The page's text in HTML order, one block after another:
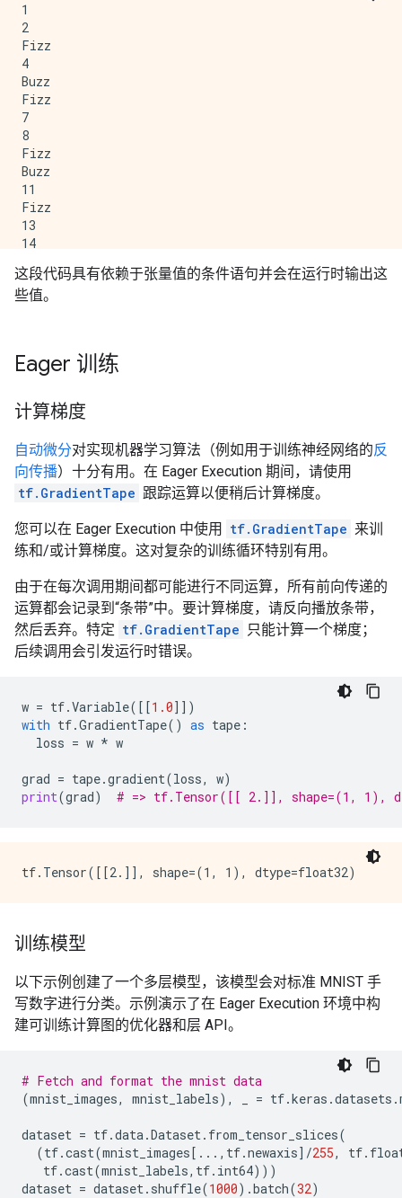
1
2
Fizz
4
Buzz
Fizz
7
8
Fizz
Buzz
11
Fizz
13
14
这段代码具有依赖于张量值的条件语句并会在运行时输出这
些值。
Eager 训练
计算梯度
自动微分对实现机器学习算法（例如用于训练神经网络的反
向传播）十分有用。在 Eager Execution 期间，请使用
tf.GradientTape 跟踪运算以便稍后计算梯度。
您可以在 Eager Execution 中使用 tf.GradientTape 来训
练和/或计算梯度。这对复杂的训练循环特别有用。
由于在每次调用期间都可能进行不同运算，所有前向传递的
运算都会记录到“条带”中。要计算梯度，请反向播放条带，
然后丢弃。特定 tf.GradientTape 只能计算一个梯度；
后续调用会引发运行时错误。
w = tf.Variable([[1.0]])
with tf.GradientTape() as tape :
loss = w * w
grad = tape.gradient(loss, w)
print(grad) # => tf.Tensor([[ 2.]], shape=(1, 1),
训练模型
以下示例创建了一个多层模型，该模型会对标准 MNIST 手
写数字进行分类。示例演示了在 Eager Execution 环境中构
建可训练计算图的优化器和层 API。
# Fetch and format the mnist data
(mnist_images, mnist_labels), = tf.keras .datasets .
dataset = tf.data.Dataset. from_tensor_slices(
(tf.cast(mnist_images[ ... , tf.newaxis] /255, tf.
tf.cast(mnist_labels, tf. int64)))
dataset = dataset. shuffle(1000) .batch(32)